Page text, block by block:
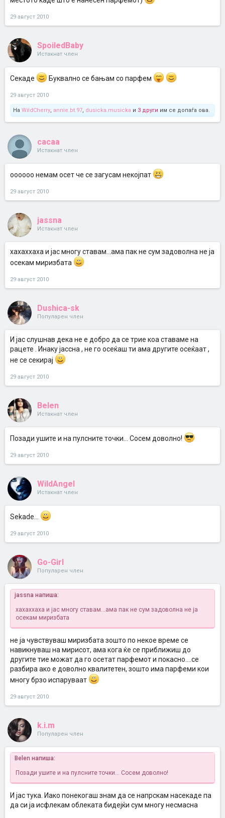
29 август 2010
SpoiledBaby
Истакнат член
Секаде Буквално се бањам со парфем
29 август 2010
На WildCherry, annie.bt.97, dusicka.musicka и 3 други им се допаѓа ова.
cacaa
Истакнат член
оооооо немам осет че се загусам некојпат
29 август 2010
jassna
Истакнат член
хахаххаха и јас многу ставам...ама пак не сум задоволна не ја
осекам миризбата
29 август 2010
Dushica-sk
Популарен член
И јас слушнав дека не е добро да се трие коа ставаме на
рацете . Инаку јассна , не го осеќаш ти ама другите осеќаат ,
не се секирај
29 август 2010
Belen
Истакнат член
Позади ушите и на пулсните точки... Сосем доволно!
29 август 2010
WildAngel
Истакнат член
Sekade...
29 август 2010
Go-Girl
Популарен член
jassna напиша:
хахаххаха и јас многу ставам...ама пак не сум задоволна не ја
осекам миризбата
не ја чувствуваш миризбата зошто по некое време се
навикнуваш на мирисот, ама кога ќе се приближиш до
другите тие можат да го осетат парфемот и покасно....се
разбира ако е доволно квалитетен, зошто има парфеми кои
многу брзо испаруваат
29 август 2010
k.i.m
Популарен член
Belen напиша:
Позади ушите и на пулсните точки... Сосем доволно!
И јас тука. Иако понекогаш знам да се напрскам насекаде па
да си ја исфлекам облеката бидејќи сум многу несмасна